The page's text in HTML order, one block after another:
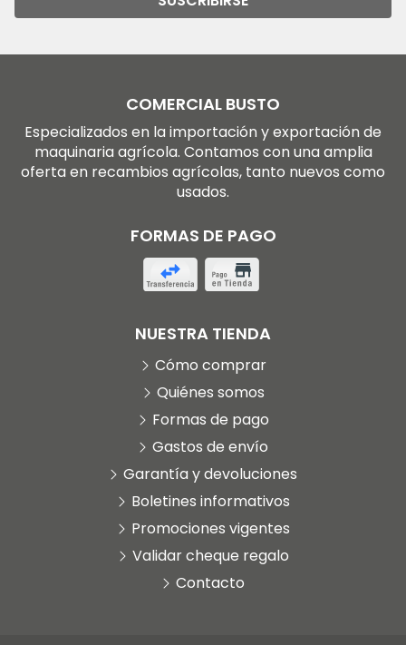
COMERCIAL BUSTO
Especializados en la importación y exportación de
maquinaria agrícola. Contamos con una amplia
oferta en recambios agrícolas, tanto nuevos como
usados.
FORMAS DE PAGO
NUESTRA TIENDA
Cómo comprar
Quiénes somos
Formas de pago
Gastos de envío
Garantía y devoluciones
Boletines informativos
Promociones vigentes
Validar cheque regalo
Contacto